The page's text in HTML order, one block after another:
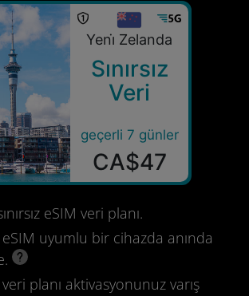
Yeni̇ Zelanda
Sınırsız
Veri
geçerli 7 günler
CA$47
eSIM veri planı.
eSIM uyumlu bir cihazda anında
planı aktivasyonunuz varış